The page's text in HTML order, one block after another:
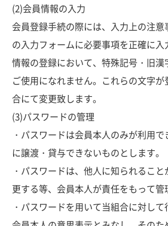
(2)会員情報の入力
会員登録手続の際には、入力上の注
の入力フォームに必要事項を正確に
情報の登録において、特殊記号・旧
ご使用になれません。これらの文字
合にて変更致します。
(3)パスワードの管理
・パスワードは会員本人のみが利用
に譲渡・貸与できないものとします。
・パスワードは、他人に知られるこ
更する等、会員本人が責任をもって管
・パスワードを用いて当組合に対して